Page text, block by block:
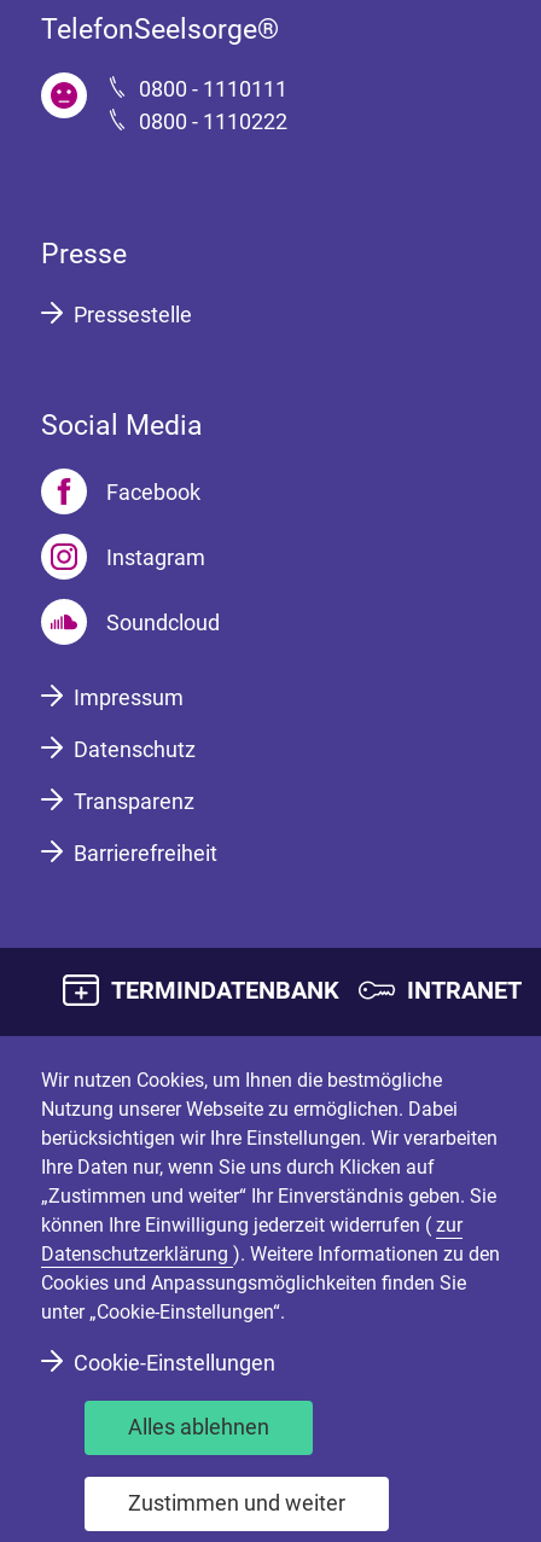
TelefonSeelsorge®
0800 - 1110111
0800 - 1110222
Presse
Pressestelle
Social Media
Facebook
Instagram
Soundcloud
Impressum
Datenschutz
Transparenz
Barrierefreiheit
TERMINDATENBANK INTRANET
Wir nutzen Cookies, um Ihnen die bestmögliche
Nutzung unserer Webseite zu ermöglichen. Dabei
berücksichtigen wir Ihre Einstellungen. Wir verarbeiten
Ihre Daten nur, wenn Sie uns durch Klicken auf
„Zustimmen und weiter“ Ihr Einverständnis geben. Sie
können Ihre Einwilligung jederzeit widerrufen ( zur
Datenschutzerklärung ). Weitere Informationen zu den
Cookies und Anpassungsmöglichkeiten finden Sie
unter „Cookie-Einstellungen“.
Cookie-Einstellungen
Alles ablehnen
Zustimmen und weiter